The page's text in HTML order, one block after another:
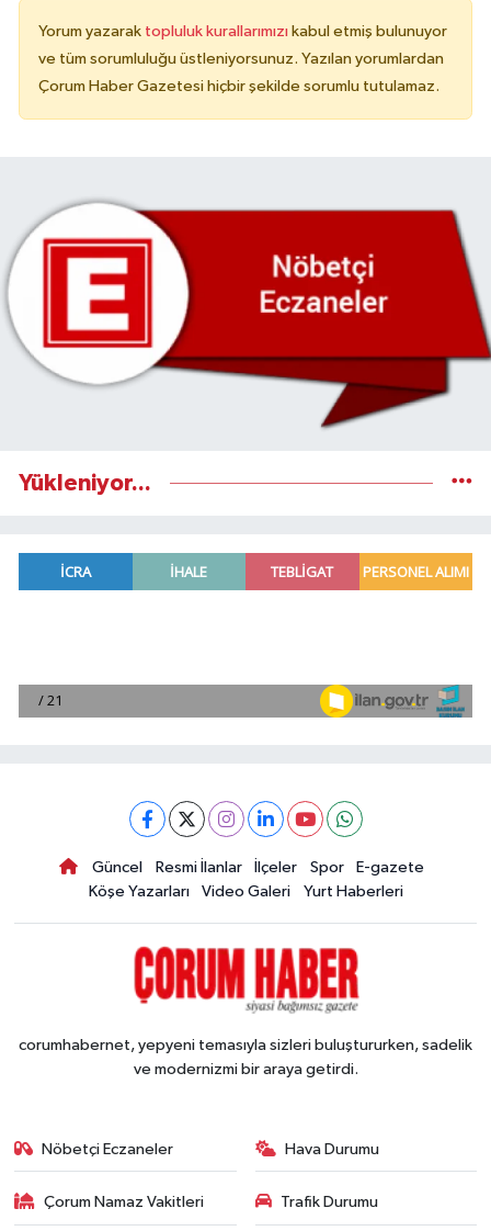
Yorum yazarak topluluk kurallarımızı kabul etmiş bulunuyor
ve tüm sorumluluğu üstleniyorsunuz. Yazılan yorumlardan
Çorum Haber Gazetesi hiçbir şekilde sorumlu tutulamaz.
Yükleniyor...
Güncel Resmi İlanlar İlçeler Spor
E-gazete
Köşe Yazarları
Video Galeri Yurt Haberleri
corumhabernet, yepyeni temasıyla sizleri buluştururken, sadelik
ve modernizmi bir araya getirdi.
Nöbetçi Eczaneler Hava Durumu
Çorum Namaz Vakitleri Trafik Durumu